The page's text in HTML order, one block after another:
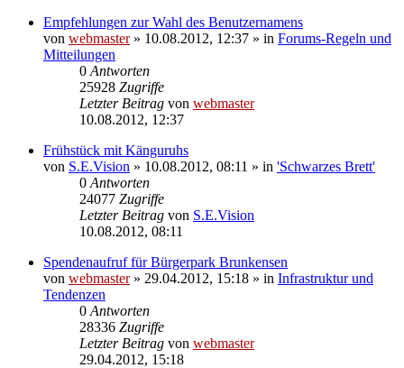
Empfehlungen zur Wahl des Benutzernamens
von webmaster» 10.08.2012, 12:37 » in Forums-Regeln und
Mitteilungen
0 Antworten
25928 Zugriffe
Letzter Beitrag von webmaster
10.08.2012, 12:37
Frühstück mit Känguruhs
von S.E.Vision » 10.08.2012, 08:11 » in 'Schwarzes Brett'
0 Antworten
24077 Zugriffe
Letzter Beitrag von S.E.Vision
10.08.2012, 08:11
Spendenaufruf für Bürgerpark Brunkensen
von webmaster» 29.04.2012, 15:18 » in Infrastruktur und
Tendenzen
0 Antworten
28336 Zugriffe
Letzter Beitrag von webmaster
29.04.2012, 15:18